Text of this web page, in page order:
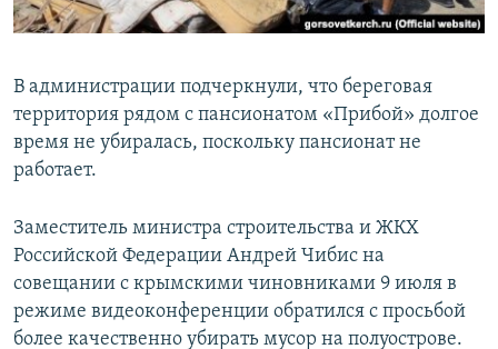
В администрации подчеркнули, что береговая
территория рядом с пансионатом «Прибой» долгое
время не убиралась, поскольку пансионат не
работает.
Заместитель министра строительства и ЖКХ
Российской Федерации Андрей Чибис на
совещании с крымскими чиновниками 9 июля в
режиме видеоконференции обратился с просьбой
более качественно убирать мусор на полуострове.